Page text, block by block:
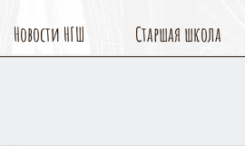
Новости НГШ Старшая школа